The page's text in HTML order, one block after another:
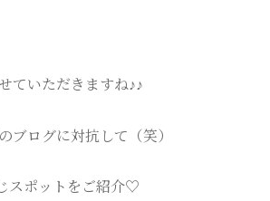
ていただきますね♪♪
ブログに対抗して（笑）
スポットをご紹介♡